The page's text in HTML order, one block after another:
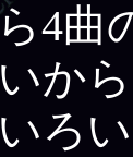
4曲
か
ろ